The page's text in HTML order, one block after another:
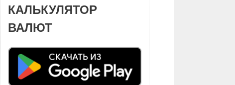
КАЛЬКУЛЯТОР
ВАЛЮТ